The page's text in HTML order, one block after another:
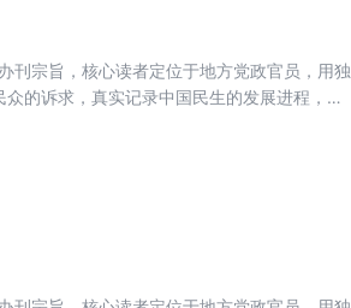
刊宗旨，核心读者定位于地方党政官员，用独
的诉求，真实记录中国民生的发展进程，力